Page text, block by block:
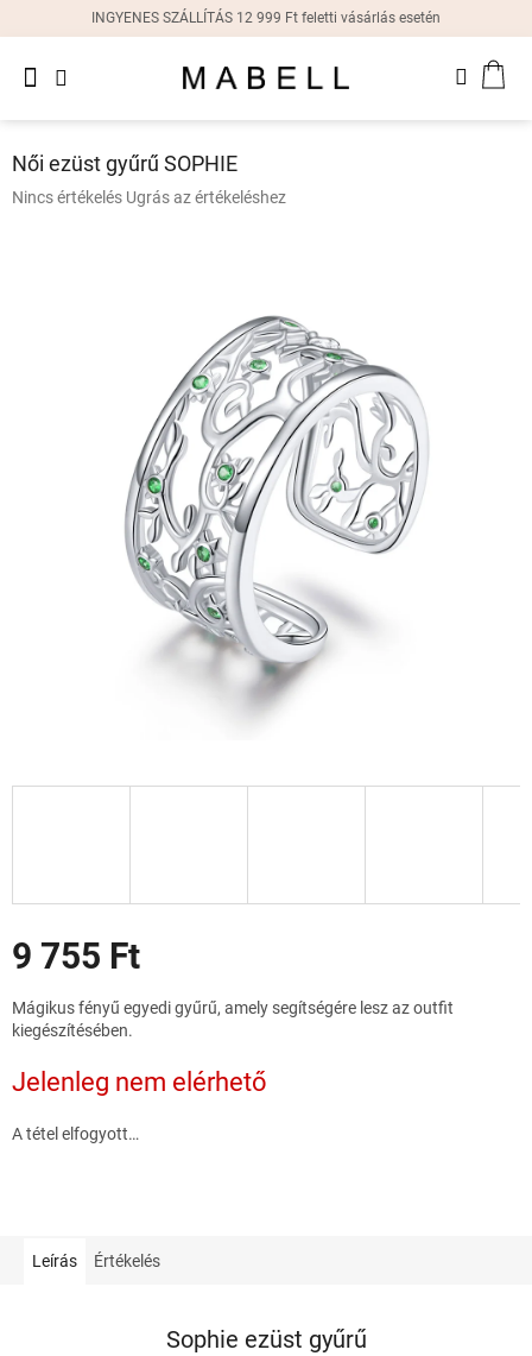
tartalomhoz
INGYENES SZÁLLÍTÁS 12 999 Ft feletti vásárlás esetén
Női
fülbevalók
Ajándékdobozok
Női ezüst gyűrű SOPHIE
A
Nincs értékelés Ugrás az értékeléshez
9 755 Ft
Mágikus fényű egyedi gyűrű, amely segítségére lesz az outfit
kiegészítésében.
Jelenleg nem elérhető
A tétel elfogyott…
Leírás Értékelés
Sophie ezüst gyűrű